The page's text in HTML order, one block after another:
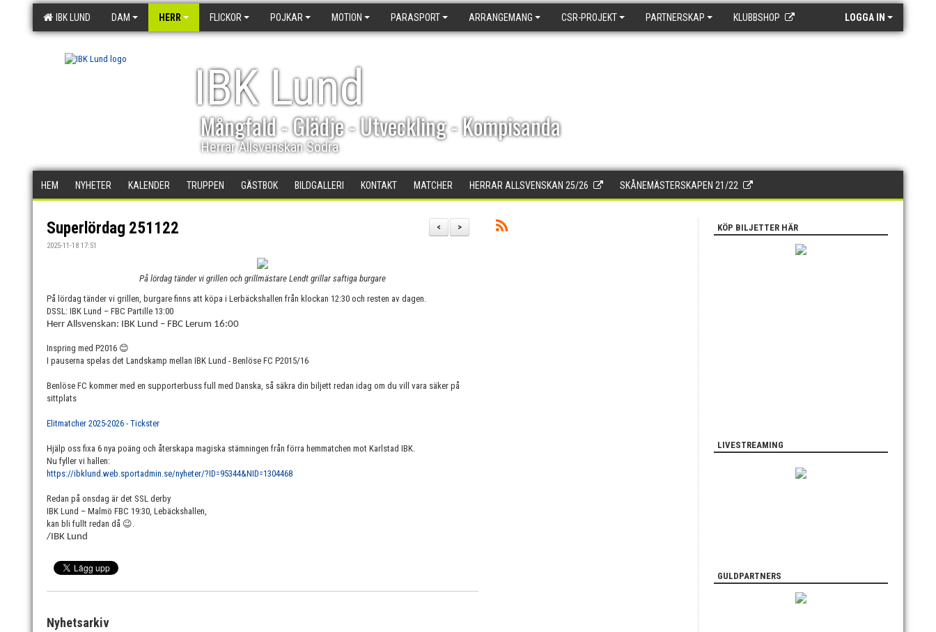
IBK LUND DAM HERR FLICKOR POJKAR MOTION PARASPORT ARRANGEMANG CSR-PROJEKT PARTNERSKAP KLUBBSHOP LOGGA IN
IBK Lund
Mångfald - Glädje - Utveckling - Kompisanda
Herrar Allsvenskan Södra
HEM NYHETER KALENDER TRUPPEN GÄSTBOK BILDGALLERI KONTAKT MATCHER HERRAR ALLSVENSKAN 25/26 SKÅNEMÄSTERSKAPEN 21/22
>
<
Superlördag 251122
2025-11-18 17:51
På lördag tänder vi grillen och grillmästare Lendt grillar saftiga burgare
På lördag tänder vi grillen, burgare finns att köpa i Lerbäckshallen från klockan 12:30 och resten av dagen.
DSSL: IBK Lund – FBC Partille 13:00
Herr Allsvenskan: IBK Lund – FBC Lerum 16:00
Inspring med P2016 😊
I pauserna spelas det Landskamp mellan IBK Lund - Benlöse FC P2015/16
Benlöse FC kommer med en supporterbuss full med Danska, så säkra din biljett redan idag om du vill vara säker på
sittplats
Elitmatcher 2025-2026 - Tickster
Hjälp oss fixa 6 nya poäng och återskapa magiska stämningen från förra hemmatchen mot Karlstad IBK.
Nu fyller vi hallen:
https://ibklund.web.sportadmin.se/nyheter/?ID=95344&NID=1304468
Redan på onsdag är det SSL derby
IBK Lund – Malmö FBC 19:30, Lebäckshallen,
kan bli fullt redan då 😉.
/IBK Lund
Nyhetsarkiv
KÖP BILJETTER HÄR
LIVESTREAMING
GULDPARTNERS